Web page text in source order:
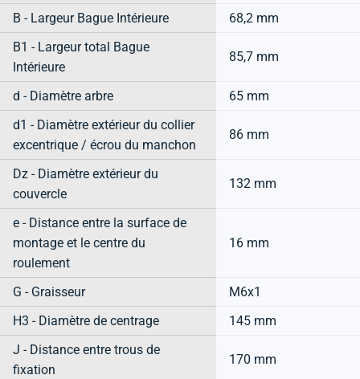
B - Largeur Bague Intérieure
68,2 mm
B1 - Largeur total Bague
Intérieure
85,7 mm
d - Diamètre arbre
65 mm
d1 - Diamètre extérieur du collier
excentrique / écrou du manchon
86 mm
Dz - Diamètre extérieur du
couvercle
132 mm
e - Distance entre la surface de
montage et le centre du
roulement
16 mm
G - Graisseur
M6x1
H3 - Diamètre de centrage
145 mm
J - Distance entre trous de
fixation
170 mm